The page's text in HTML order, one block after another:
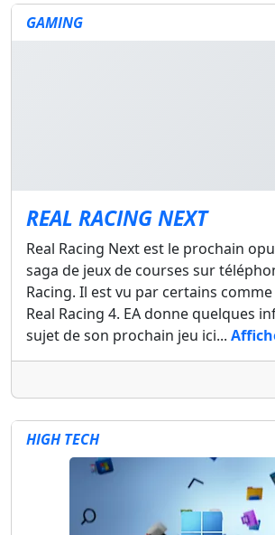
GAMING
REAL RACING NEXT
Real Racing Next est le prochain
saga de jeux de courses sur
Racing. Il est vu par certains
Real Racing 4. EA donne quelques
sujet de son prochain jeu ici...
HIGH TECH